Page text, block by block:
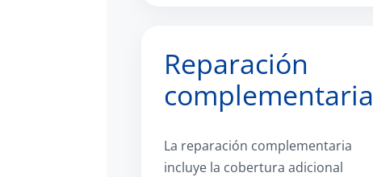
Reparación
complementaria
La reparación complementaria
incluye la cobertura adicional